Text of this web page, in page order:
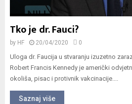
Tko je dr. Fauci?
by HF 20/04/2020 0
Uloga dr. Faucija u stvaranju izuzetno
Robert Francis Kennedy je američki
okoliša, pisac i protivnik vakcinacije....
Saznaj više